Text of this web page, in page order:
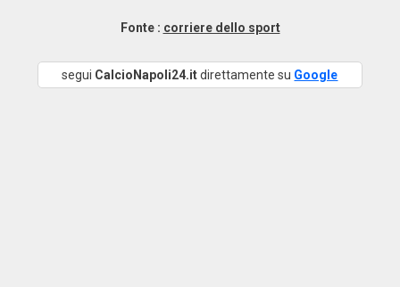
Fonte : corriere dello sport
segui CalcioNapoli24.itdirettamente su Google